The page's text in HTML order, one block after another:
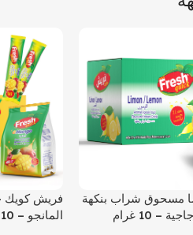
مسحوق شراب بنكهة
10 غرام
فريش كويك
المانجو – 10 غرام